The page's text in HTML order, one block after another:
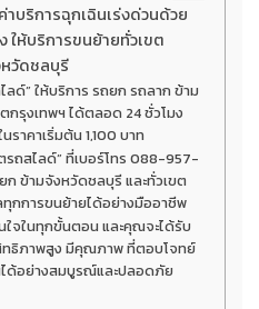
บริการฉุกเฉินเร่งด่วนด้วย
ให้บริการขนย้ายทั่วเขต
วัดชลบุรี
ด์” ให้บริการ รถยก รถลาก ข้าม
กรุงเทพฯ ได้ตลอด 24 ชั่วโมง
ราคาเริ่มต้น 1,100 บาท
รถสไลด์” ที่เบอร์โทร 088-957-
ก ข้ามจังหวัดชลบุรี และทั่วเขต
กการขนย้ายได้อย่างมืออาชีพ
จในทุกขั้นตอน และคุณจะได้รับ
ทธิภาพสูง มีคุณภาพ ที่ตอบโจทย์
ด้อย่างสมบูรณ์และปลอดภัย